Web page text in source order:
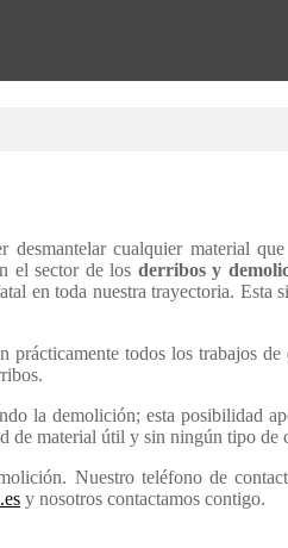
cualquier material
el sector de los derribos y
en toda nuestra trayectoria. Esta
todos los trabajos
la demolición; esta posibilidad
de material útil y sin ningún tipo de
Nuestro teléfono de
y nosotros contactamos contigo.